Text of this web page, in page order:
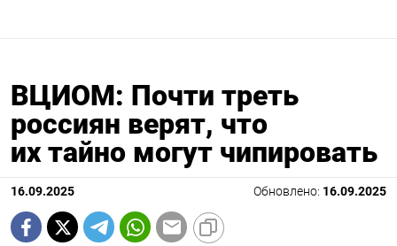
ВЦИОМ: Почти треть
россиян верят, что
их тайно могут чипировать
16.09.2025 Обновлено: 16.09.2025